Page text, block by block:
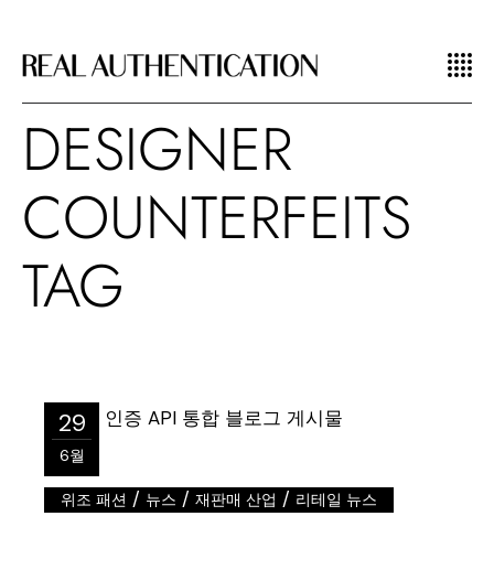
DESIGNER
COUNTERFEITS
TAG
29
6월
위조 패션 / 뉴스 /재판매 산업 / 리테일 뉴스